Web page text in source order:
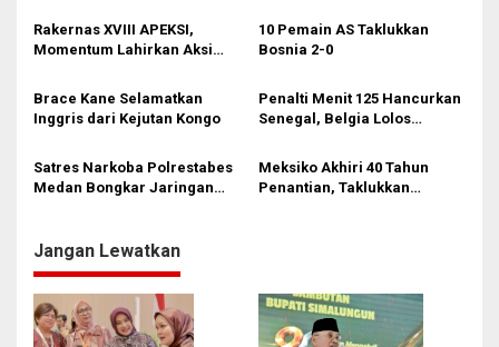
p
o
s
Pembangunan
Simalungun
Rakernas XVIII APEKSI,
Momentum Lahirkan Aksi
10 Pemain AS Taklukkan
Bosnia 2-0
Brace Kane Selamatkan
Inggris dari Kejutan Kongo
Penalti Menit 125 Hancurkan
Senegal, Belgia Lolos
Satres Narkoba Polrestabes
Medan Bongkar Jaringan
Beredar!
Meksiko Akhiri 40 Tahun
Penantian, Taklukkan
Jangan Lewatkan